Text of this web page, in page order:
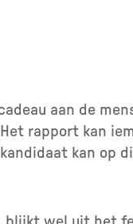
aan de
rapport kan
kan op